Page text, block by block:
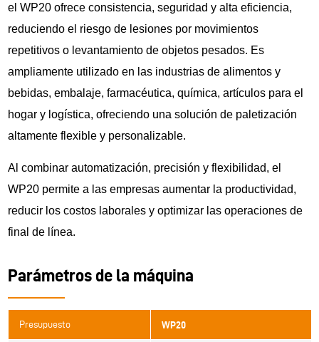
el WP20 ofrece consistencia, seguridad y alta eficiencia,
reduciendo el riesgo de lesiones por movimientos
repetitivos o levantamiento de objetos pesados. Es
ampliamente utilizado en las industrias de alimentos y
bebidas, embalaje, farmacéutica, química, artículos para el
hogar y logística, ofreciendo una solución de paletización
altamente flexible y personalizable.
Al combinar automatización, precisión y flexibilidad, el
WP20 permite a las empresas aumentar la productividad,
reducir los costos laborales y optimizar las operaciones de
final de línea.
Parámetros de la máquina
Presupuesto WP20